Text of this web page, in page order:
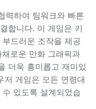
력하여 팀워크와 빠른
합니다. 이 게임은 키
드러운 조작을 제공
로운 만화 그래픽과
더욱 흥미롭고 재미있
저 게임은 모든 연령대
있도록 설계되었습